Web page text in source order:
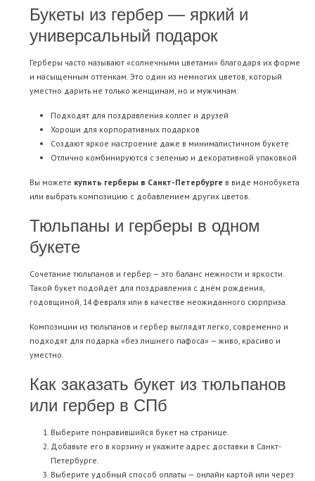
Букеты из гербер — яркий и
универсальный подарок
Герберы часто называют «солнечными цветами» благодаря их форме
и насыщенным оттенкам. Это один из немногих цветов, который
уместно дарить не только женщинам, но и мужчинам.
Подходят для поздравления коллег и друзей
Хороши для корпоративных подарков
Создают яркое настроение даже в минималистичном букете
Отлично комбинируются с зеленью и декоративной упаковкой
Вы можете купить герберы в Санкт-Петербурге в виде монобукета
или выбрать композицию с добавлением других цветов.
Тюльпаны и герберы в одном
букете
Сочетание тюльпанов и гербер — это баланс нежности и яркости.
Такой букет подойдёт для поздравления с днём рождения,
годовщиной, 14 февраля или в качестве неожиданного сюрприза.
Композиции из тюльпанов и гербер выглядят легко, современно и
подходят для подарка «без лишнего пафоса» — живо, красиво и
уместно.
Как заказать букет из тюльпанов
или гербер в СПб
Выберите понравившийся букет на странице.
Добавьте его в корзину и укажите адрес доставки в Санкт-
Петербурге.
Выберите удобный способ оплаты — онлайн картой или через